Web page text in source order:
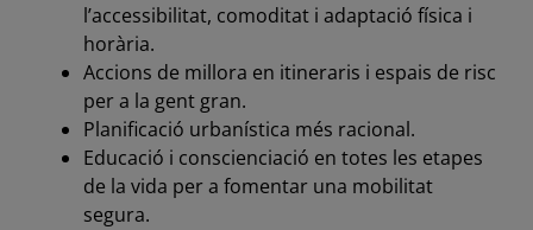
l’accessibilitat, comoditat i adaptació física i
horària.
Accions de millora en itineraris i espais de risc
per a la gent gran.
Planificació urbanística més racional.
Educació i conscienciació en totes les etapes
de la vida per a fomentar una mobilitat
segura.